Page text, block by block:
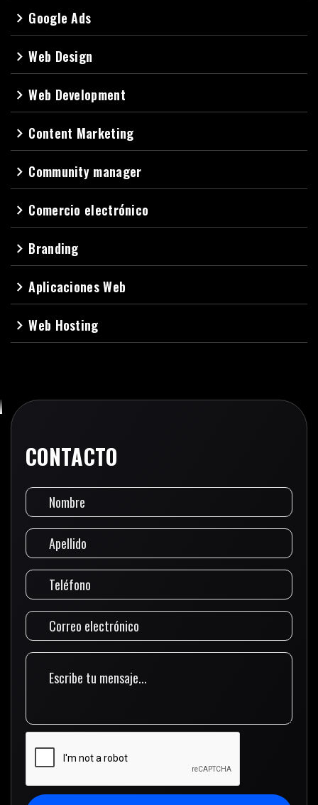
navigate_next Google Ads
navigate_nextWeb Design
navigate_nextWeb Development
navigate_next Content Marketing
navigate_next Community manager
navigate_next Comercio electrónico
navigate_next Branding
navigate_nextAplicaciones Web
navigate_nextWeb Hosting
CONTACTO